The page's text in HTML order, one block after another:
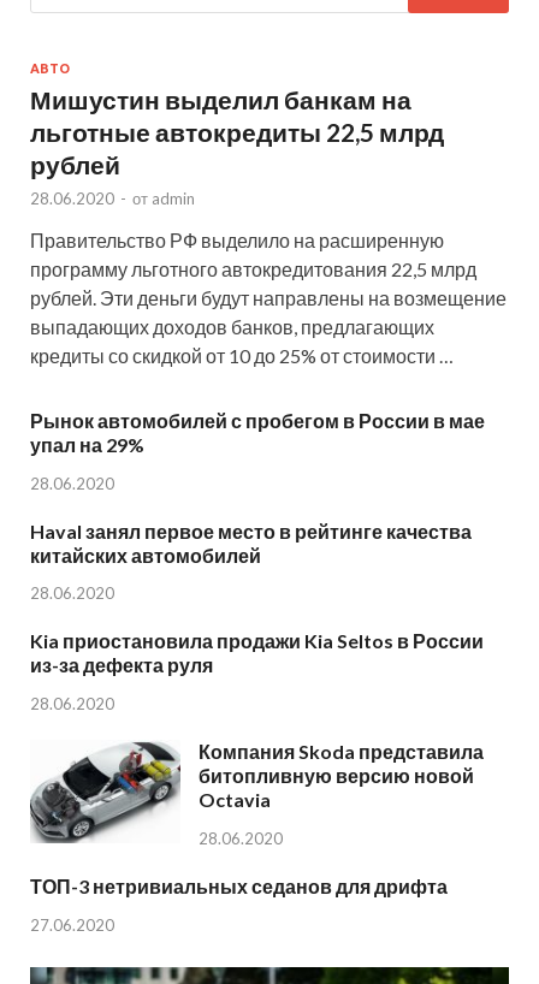
АВТО
Мишустин выделил банкам на
льготные автокредиты 22,5 млрд
рублей
28.06.2020 - от admin
Правительство РФ выделило на расширенную
программу льготного автокредитования 22,5 млрд
рублей. Эти деньги будут направлены на возмещение
выпадающих доходов банков, предлагающих
кредиты со скидкой от 10 до 25% от стоимости …
Рынок автомобилей с пробегом в России в мае
упал на 29%
28.06.2020
Haval занял первое место в рейтинге качества
китайских автомобилей
28.06.2020
Kia приостановила продажи Kia Seltos в России
из-за дефекта руля
28.06.2020
Компания Skoda представила
битопливную версию новой
Octavia
28.06.2020
ТОП-3 нетривиальных седанов для дрифта
27.06.2020